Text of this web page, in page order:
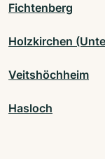
Fichtenberg
Holzkirchen
Veitshöchheim
Hasloch